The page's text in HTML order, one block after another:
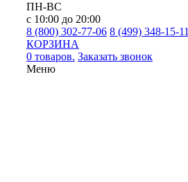
ПН-ВС
с 10:00 до 20:00
8 (800) 302-77-06 8 (499) 348-15-11
КОРЗИНА
0 товаров. Заказать звонок
Меню